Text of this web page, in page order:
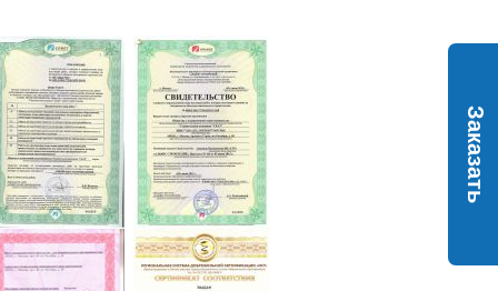
Заказать